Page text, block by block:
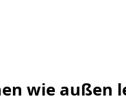
wie außen